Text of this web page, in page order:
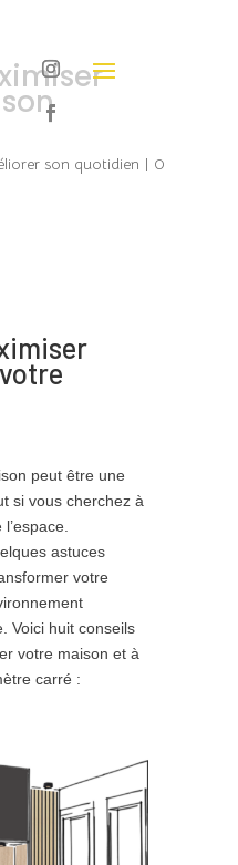
son quotidien | 0
peut être une
si vous cherchez à
astuces
votre
Voici huit conseils
votre maison et à
carré :